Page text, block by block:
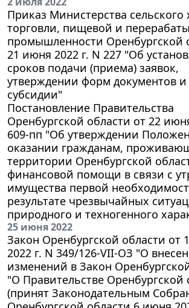
Приказ Министерства сельского
торговли, пищевой и
промышленности Оренбургской
21 июня 2022 г. N 227 "Об
сроков подачи (приема) заявок,
утверждении форм документов и
субсидии"
Постановление Правительства
Оренбургской области от 22
609-пп "Об утверждении
оказании гражданам,
территории Оренбургской
финансовой помощи в связи с
имущества первой
результате чрезвычайных
природного и техногенного
25 июня 2022
Закон Оренбургской области от
2022 г. N 349/126-VII-ОЗ "О
изменений в Закон
"О Правительстве Оренбургской
(принят Законодательным